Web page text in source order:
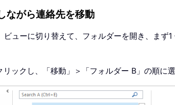
ながら連絡先を移動
ビューに切り替えて、フォルダーを開き、ま
ックし、「移動」＞「フォルダー B」の順に選